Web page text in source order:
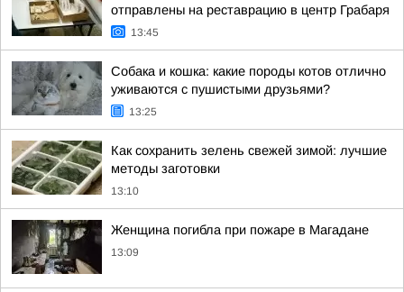
отправлены на реставрацию в центр Грабаря
13:45
Собака и кошка: какие породы котов отлично
уживаются с пушистыми друзьями?
13:25
Как сохранить зелень свежей зимой: лучшие
методы заготовки
13:10
Женщина погибла при пожаре в Магадане
13:09